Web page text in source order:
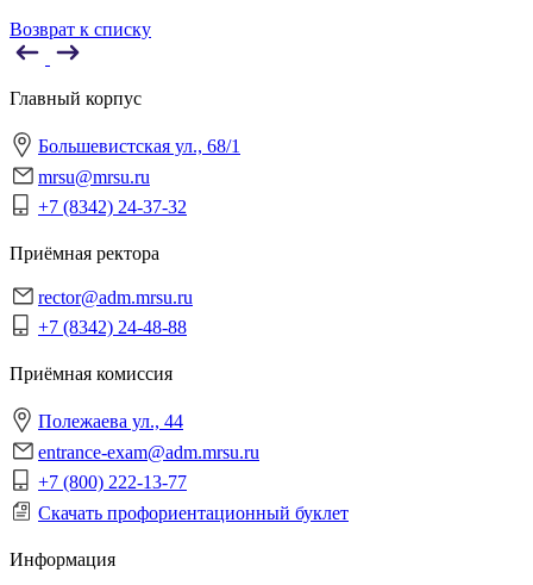
Возврат к списку
Главный корпус
Большевистская ул., 68/1
mrsu@mrsu.ru
+7 (8342) 24-37-32
Приёмная ректора
rector@adm.mrsu.ru
+7 (8342) 24-48-88
Приёмная комиссия
Полежаева ул., 44
entrance-exam@adm.mrsu.ru
+7 (800) 222-13-77
Скачать профориентационный буклет
Информация